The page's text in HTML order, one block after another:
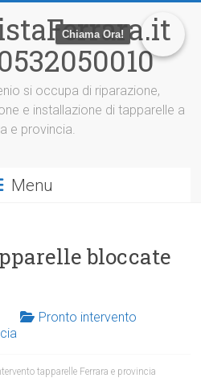
si occupa di riparazione,
e installazione di tapparelle a
e provincia.
Menu
bloccate
Pronto intervento
tapparelle Ferrara e provincia
Chiama Ora!